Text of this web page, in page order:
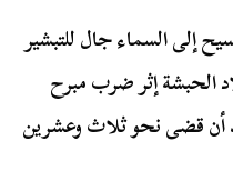
إلى السماء جال للتبشير
كثيرة ثم مات سنة ٧٠ ببلاد الحبشة إثر ضرب مبرح
أن قضى نحو ثلاث وعشرين